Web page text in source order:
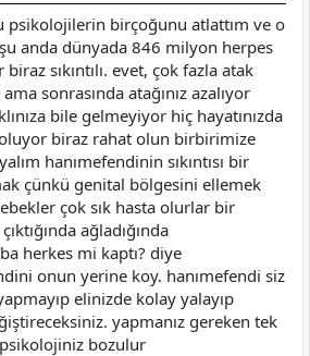
psikolojilerin birçoğunu atlattım ve o
anda dünyada 846 milyon herpes
sıkıntılı. evet, çok fazla atak
sonrasında atağınız azalıyor
bile gelmeyiyor hiç hayatınızda
biraz rahat olun birbirimize
hanımefendinin sıkıntısı bir
çünkü genital bölgesini ellemek
çok sık hasta olurlar bir
ağladığında
herkes mi kaptı? diye
onun yerine koy. hanımefendi siz
elinizde kolay yalayıp
yapmanız gereken tek
bozulur